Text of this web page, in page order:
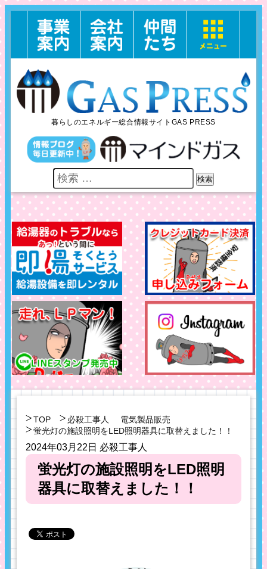
暮らしのエネルギー総合情報サイトGAS PRESS
検索
TOP 必殺工事人
電気製品販売
蛍光灯の施設照明をLED照明器具に取替えました！！
2024年03月22日 必殺工事人
蛍光灯の施設照明をLED照明
器具に取替えました！！